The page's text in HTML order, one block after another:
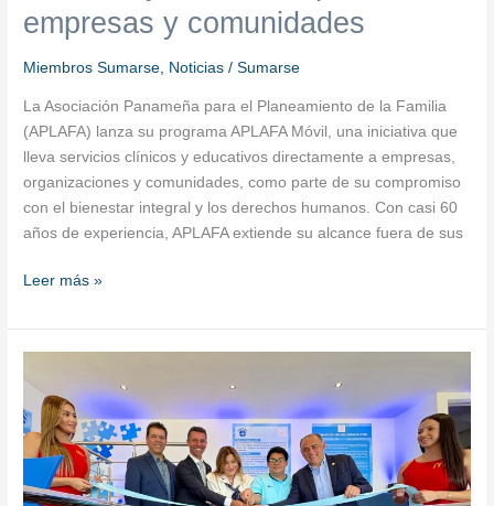
empresas y comunidades
Miembros Sumarse Noticias /Sumarse
La Asociación Panameña para el Planeamiento de la Familia
(APLAFA) lanza su programa APLAFA Móvil, una iniciativa que
lleva servicios clínicos y educativos directamente a empresas,
organizaciones y comunidades, como parte de su compromiso
con el bienestar integral y los derechos humanos. Con casi 60
años de experiencia, APLAFA extiende su alcance fuera de sus
Leer más »
Despacho
de
la
Primera
Dama,